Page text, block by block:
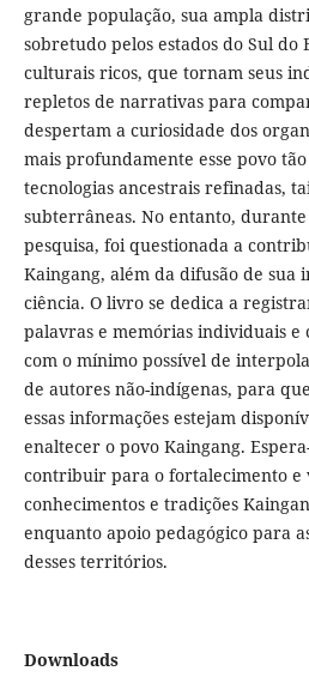
grande população, sua ampla
sobretudo pelos estados do Sul do
culturais ricos, que tornam seus
repletos de narrativas para
despertam a curiosidade dos
mais profundamente esse povo
tecnologias ancestrais refinadas,
subterrâneas. No entanto,
pesquisa, foi questionada a
Kaingang, além da difusão de sua
ciência. O livro se dedica a
palavras e memórias individuais e
com o mínimo possível de
de autores não-indígenas, para
essas informações estejam
enaltecer o povo Kaingang.
contribuir para o fortalecimento e
conhecimentos e tradições
enquanto apoio pedagógico para
desses territórios.
Downloads